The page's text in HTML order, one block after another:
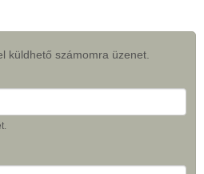
küldhető számomra üzenet.